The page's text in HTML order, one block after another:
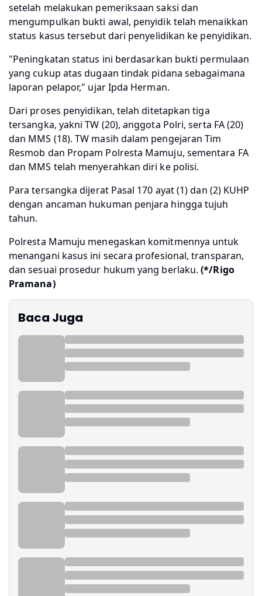
setelah melakukan pemeriksaan saksi dan
mengumpulkan bukti awal, penyidik telah menaikkan
status kasus tersebut dari penyelidikan ke penyidikan.
"Peningkatan status ini berdasarkan bukti permulaan
yang cukup atas dugaan tindak pidana sebagaimana
laporan pelapor," ujar Ipda Herman.
Dari proses penyidikan, telah ditetapkan tiga
tersangka, yakni TW (20), anggota Polri, serta FA (20)
dan MMS (18). TW masih dalam pengejaran Tim
Resmob dan Propam Polresta Mamuju, sementara FA
dan MMS telah menyerahkan diri ke polisi.
Para tersangka dijerat Pasal 170 ayat (1) dan (2) KUHP
dengan ancaman hukuman penjara hingga tujuh
tahun.
Polresta Mamuju menegaskan komitmennya untuk
menangani kasus ini secara profesional, transparan,
dan sesuai prosedur hukum yang berlaku.(*/Rigo
Pramana)
Baca Juga